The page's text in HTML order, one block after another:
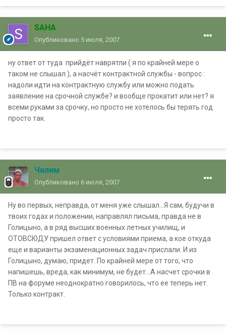
SAHA
Опубликовано 5 июля, 2007
ну ответ от туда прийдёт наврятли ( я по крайней мере о
таком не слышал ), а насчёт контрактной службы - вопрос :
надоли идти на контрактную службу или можно подать
заявление на срочной службе? и вообще прокатит или нет? я
всеми руками за срочку, но просто не хотелось бы терять год
просто так.
Чилим
Опубликовано 6 июля, 2007
Ну во первых, неправда, от меня уже слышал...Я сам, будучи в
твоих годах и положении, направлял письма, правда не в
Голицыно, а в ряд высших военных летных училищ, и
ОТОВСЮДУ пришел ответ с условиями приема, а кое откуда
еще и варианты экзаменационных задач прислали. И из
Голицыно, думаю, придет. По крайней мере от того, что
напишешь, вреда, как минимум, не будет...А насчет срочки в
ПВ на форуме неоднократно говорилось, что ее теперь нет.
Только контракт.